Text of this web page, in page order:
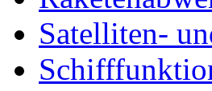
Satelliten-